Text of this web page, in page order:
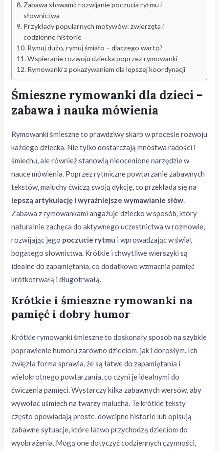
Zabawa słowami: rozwijanie poczucia rytmu i
słownictwa
Przykłady popularnych motywów: zwierzęta i
codzienne historie
Rymuj dużo, rymuj śmiało – dlaczego warto?
Wspieranie rozwoju dziecka poprzez rymowanki
Rymowanki z pokazywaniem dla lepszej koordynacji
Śmieszne rymowanki dla dzieci –
zabawa i nauka mówienia
Rymowanki śmieszne to prawdziwy skarb w procesie rozwoju
każdego dziecka. Nie tylko dostarczają mnóstwa radości i
śmiechu, ale również stanowią nieocenione narzędzie w
nauce mówienia. Poprzez rytmiczne powtarzanie zabawnych
tekstów, maluchy ćwiczą swoją dykcję, co przekłada się na
lepszą artykulację i wyraźniejsze wymawianie słów.
Zabawa z rymowankami angażuje dziecko w sposób, który
naturalnie zachęca do aktywnego uczestnictwa w rozmowie,
rozwijając jego poczucie rytmu i wprowadzając w świat
bogatego słownictwa. Krótkie i chwytliwe wierszyki są
idealne do zapamiętania, co dodatkowo wzmacnia pamięć
krótkotrwałą i długotrwałą.
Krótkie i śmieszne rymowanki na
pamięć i dobry humor
Krótkie rymowanki śmieszne to doskonały sposób na szybkie
poprawienie humoru zarówno dzieciom, jak i dorosłym. Ich
zwięzła forma sprawia, że są łatwe do zapamiętania i
wielokrotnego powtarzania, co czyni je idealnymi do
ćwiczenia pamięci. Wystarczy kilka zabawnych wersów, aby
wywołać uśmiech na twarzy malucha. Te krótkie teksty
często opowiadają proste, dowcipne historie lub opisują
zabawne sytuacje, które łatwo przychodzą dzieciom do
wyobrażenia. Mogą one dotyczyć codziennych czynności,